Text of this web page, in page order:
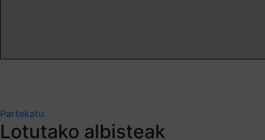
Partekatu
Lotutako albisteak